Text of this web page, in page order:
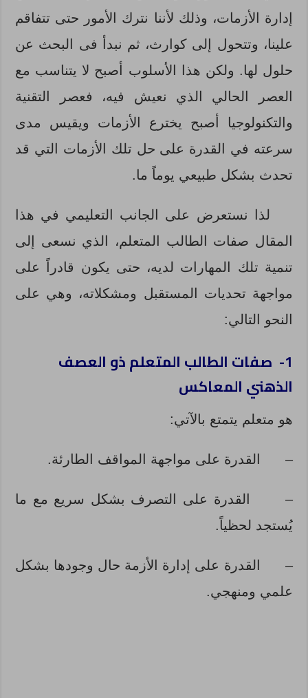
إدارة الأزمات، وذلك لأننا نترك الأمور حتى تتفاقم
علينا، وتتحول إلى كوارث، ثم نبدأ فى البحث عن
حلول لها. ولكن هذا الأسلوب أصبح لا يتناسب مع
العصر الحالي الذي نعيش فيه، فعصر التقنية
والتكنولوجيا أصبح يخترع الأزمات ويقيس مدى
سرعته في القدرة على حل تلك الأزمات التي قد
تحدث بشكل طبيعي يوماً ما.
لذا نستعرض على الجانب التعليمي في هذا
المقال صفات الطالب المتعلم، الذي نسعى إلى
تنمية تلك المهارات لديه، حتى يكون قادراً على
مواجهة تحديات المستقبل ومشكلاته، وهي على
النحو التالي:
1- صفات الطالب المتعلم ذو العصف
الذهني المعاكس
هو متعلم يتمتع بالآتي:
– القدرة على مواجهة المواقف الطارئة.
–
القدرة على التصرف بشكل سريع مع ما
يُستجد لحظياً.
–
القدرة على إدارة الأزمة حال وجودها بشكل
علمي ومنهجي.